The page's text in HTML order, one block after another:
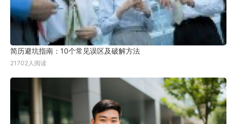
简历避坑指南：10个常见误区及破解方法
21702人阅读